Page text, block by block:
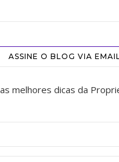
ASSINE O BLOG VIA
melhores dicas da